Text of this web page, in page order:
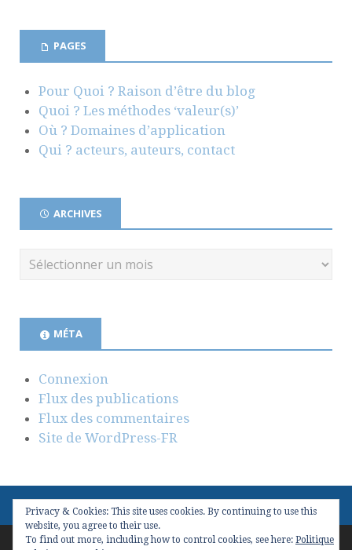
PAGES
Pour Quoi ? Raison d’être du blog
Quoi ? Les méthodes ‘valeur(s)’
Où ? Domaines d’application
Qui ? acteurs, auteurs, contact
ARCHIVES
MÉTA
Connexion
Flux des publications
Flux des commentaires
Site de WordPress-FR
Privacy & Cookies: This site uses cookies. By continuing to use this
website, you agree to their use.
To find out more, including how to control cookies, see here: Politique